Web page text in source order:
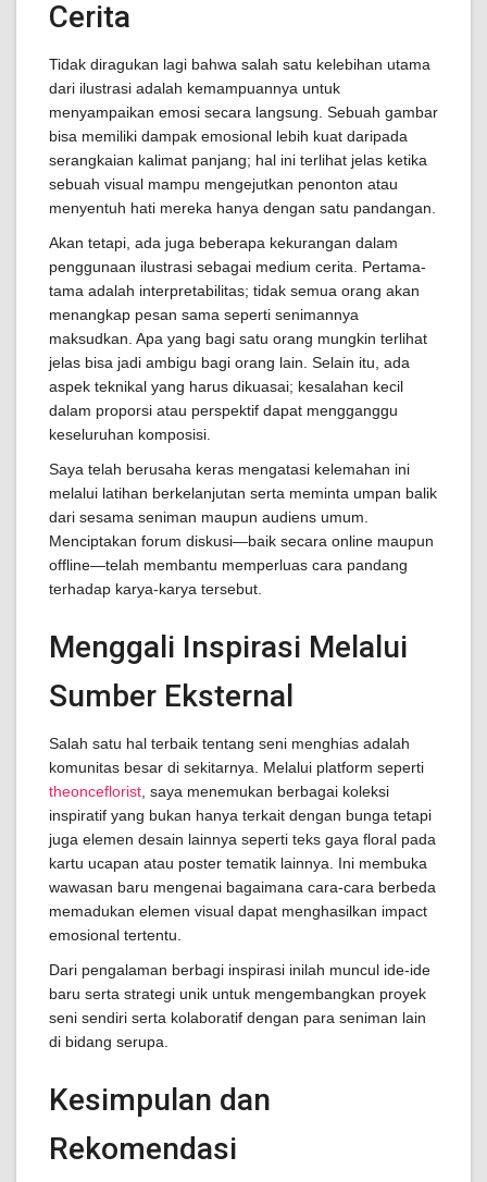
Cerita
Tidak diragukan lagi bahwa salah satu kelebihan utama
dari ilustrasi adalah kemampuannya untuk
menyampaikan emosi secara langsung. Sebuah gambar
bisa memiliki dampak emosional lebih kuat daripada
serangkaian kalimat panjang; hal ini terlihat jelas ketika
sebuah visual mampu mengejutkan penonton atau
menyentuh hati mereka hanya dengan satu pandangan.
Akan tetapi, ada juga beberapa kekurangan dalam
penggunaan ilustrasi sebagai medium cerita. Pertama-
tama adalah interpretabilitas; tidak semua orang akan
menangkap pesan sama seperti senimannya
maksudkan. Apa yang bagi satu orang mungkin terlihat
jelas bisa jadi ambigu bagi orang lain. Selain itu, ada
aspek teknikal yang harus dikuasai; kesalahan kecil
dalam proporsi atau perspektif dapat mengganggu
keseluruhan komposisi.
Saya telah berusaha keras mengatasi kelemahan ini
melalui latihan berkelanjutan serta meminta umpan balik
dari sesama seniman maupun audiens umum.
Menciptakan forum diskusi—baik secara online maupun
offline—telah membantu memperluas cara pandang
terhadap karya-karya tersebut.
Menggali Inspirasi Melalui
Sumber Eksternal
Salah satu hal terbaik tentang seni menghias adalah
komunitas besar di sekitarnya. Melalui platform seperti
theonceflorist , saya menemukan berbagai koleksi
inspiratif yang bukan hanya terkait dengan bunga tetapi
juga elemen desain lainnya seperti teks gaya floral pada
kartu ucapan atau poster tematik lainnya. Ini membuka
wawasan baru mengenai bagaimana cara-cara berbeda
memadukan elemen visual dapat menghasilkan impact
emosional tertentu.
Dari pengalaman berbagi inspirasi inilah muncul ide-ide
baru serta strategi unik untuk mengembangkan proyek
seni sendiri serta kolaboratif dengan para seniman lain
di bidang serupa.
Kesimpulan dan
Rekomendasi